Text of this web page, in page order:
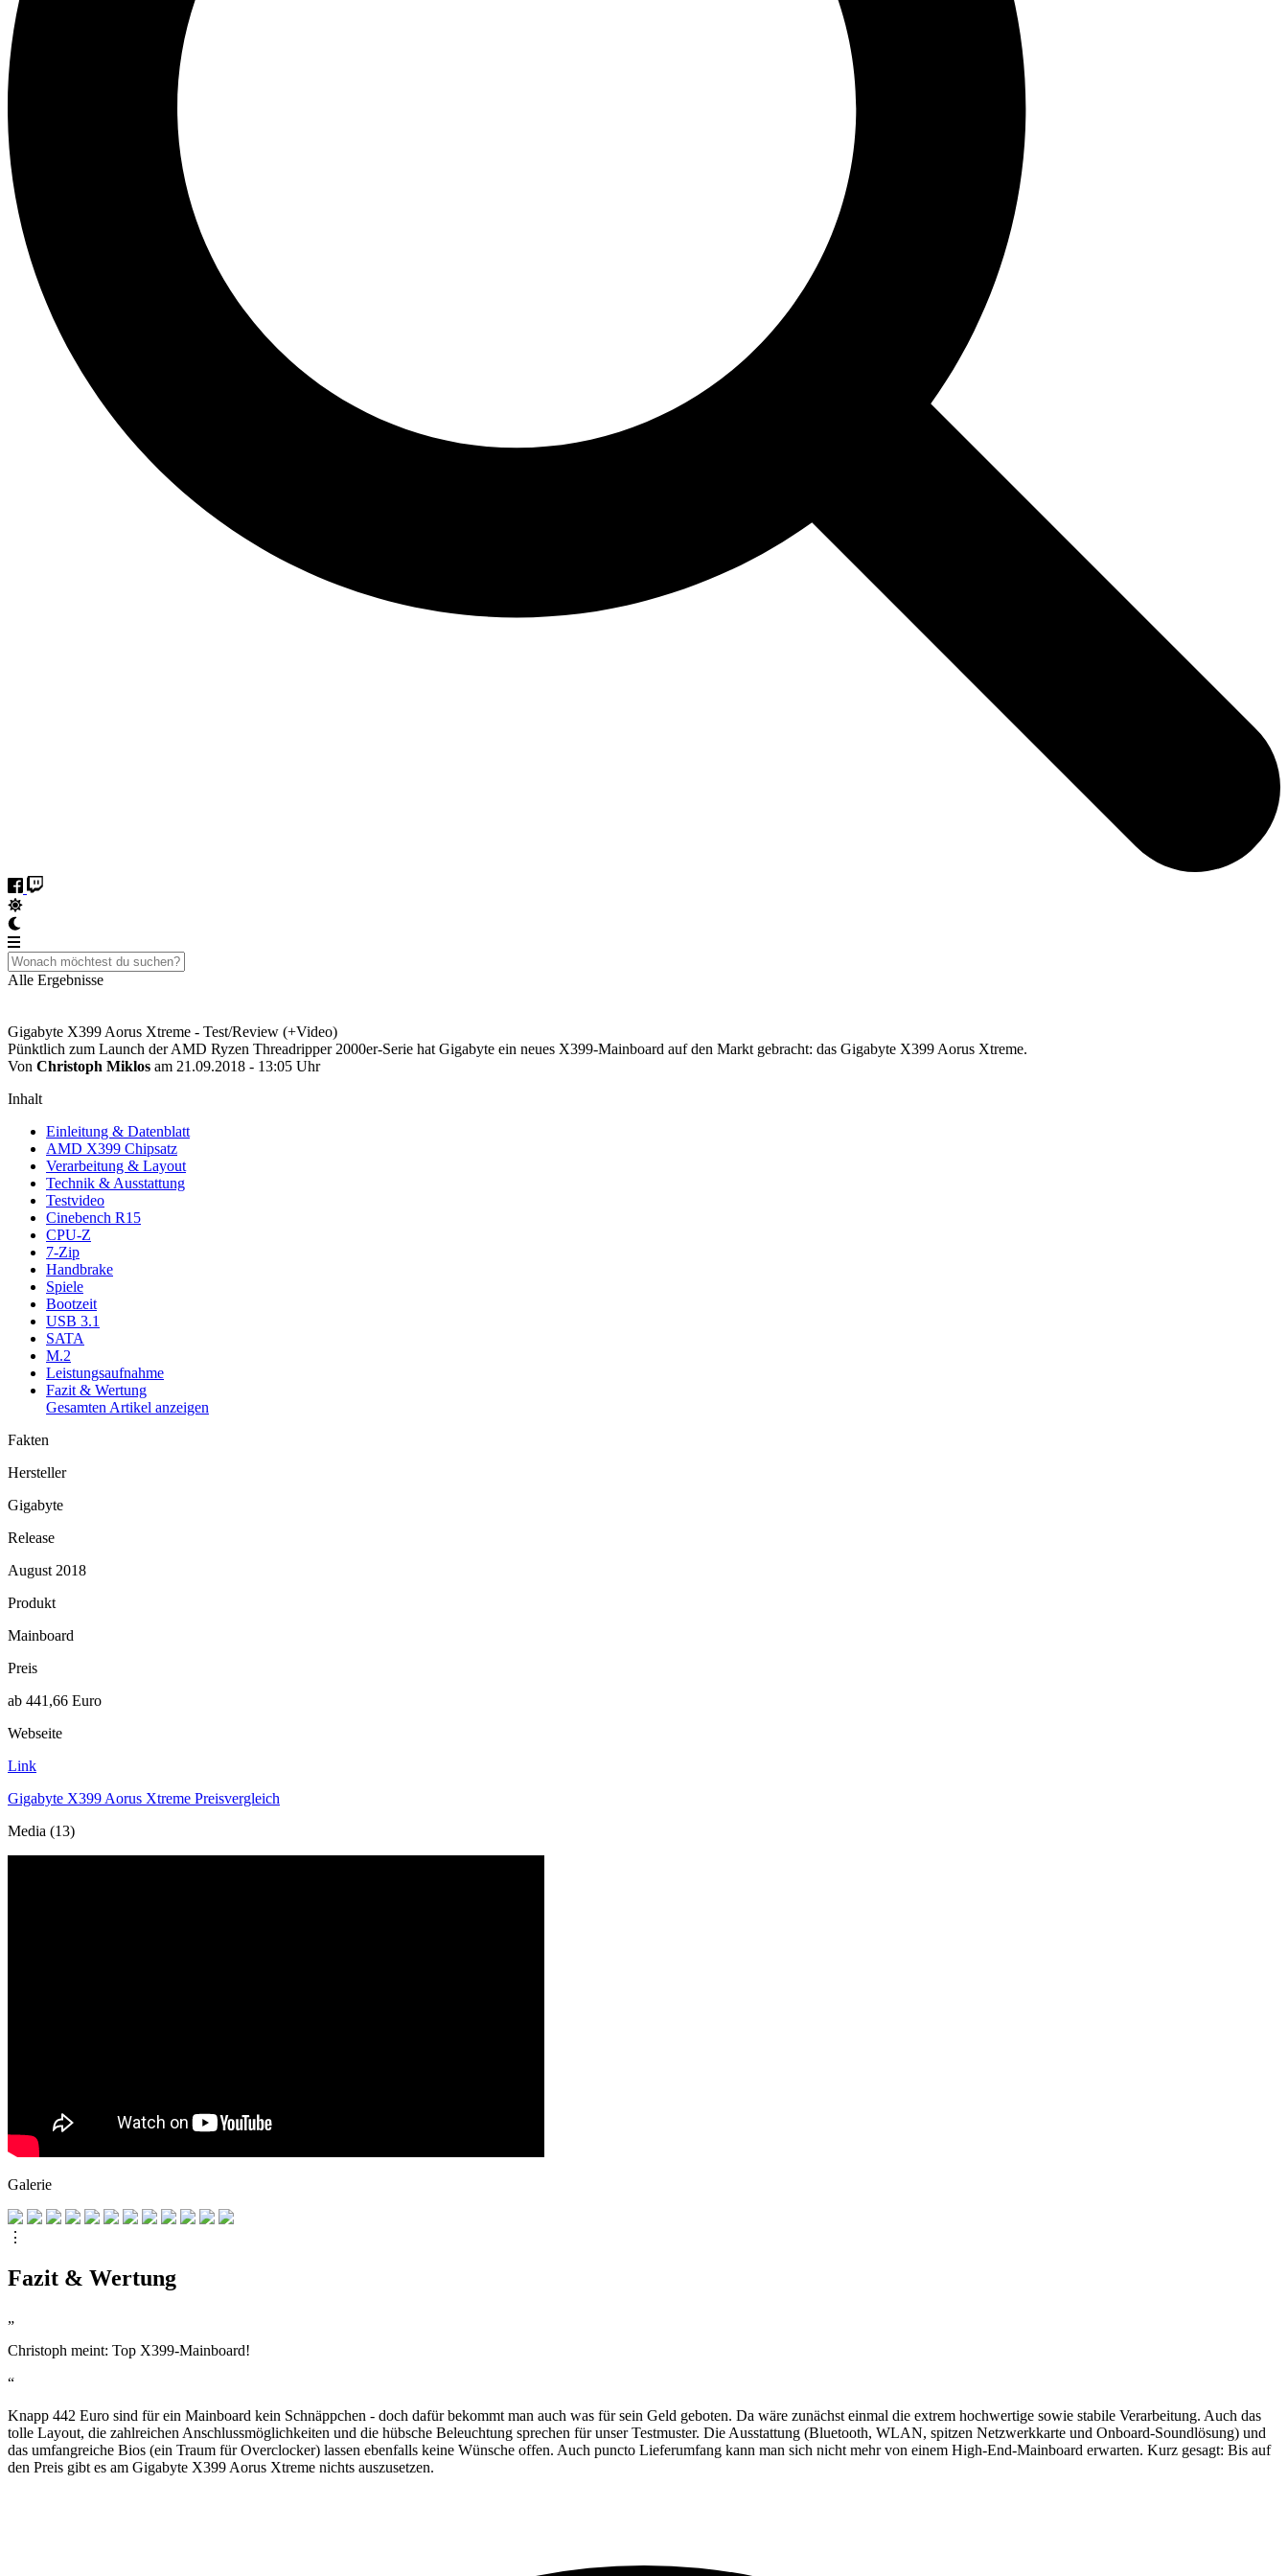
Alle Ergebnisse
Gigabyte X399 Aorus Xtreme - Test/Review (+Video)
Pünktlich zum Launch der AMD Ryzen Threadripper 2000er-Serie hat Gigabyte ein neues X399-Mainboard auf den Markt gebracht: das Gigabyte X399 Aorus Xtreme.
Von Christoph Miklos am 21.09.2018 - 13:05 Uhr
Inhalt
Einleitung & Datenblatt
AMD X399 Chipsatz
Verarbeitung & Layout
Technik & Ausstattung
Testvideo
Cinebench R15
CPU-Z
7-Zip
Handbrake
Spiele
Bootzeit
USB 3.1
SATA
M.2
Leistungsaufnahme
Fazit & Wertung
Gesamten Artikel anzeigen
Fakten
Hersteller
Gigabyte
Release
August 2018
Produkt
Mainboard
Preis
ab 441,66 Euro
Webseite
Link
Gigabyte X399 Aorus Xtreme Preisvergleich
Media (13)
Galerie
⋮
Fazit & Wertung
„
Christoph meint: Top X399-Mainboard!
“
Knapp 442 Euro sind für ein Mainboard kein Schnäppchen - doch dafür bekommt man auch was für sein Geld geboten. Da wäre zunächst einmal die extrem hochwertige sowie stabile Verarbeitung. Auch das
tolle Layout, die zahlreichen Anschlussmöglichkeiten und die hübsche Beleuchtung sprechen für unser Testmuster. Die Ausstattung (Bluetooth, WLAN, spitzen Netzwerkkarte und Onboard-Soundlösung) und
das umfangreiche Bios (ein Traum für Overclocker) lassen ebenfalls keine Wünsche offen. Auch puncto Lieferumfang kann man sich nicht mehr von einem High-End-Mainboard erwarten. Kurz gesagt: Bis auf
den Preis gibt es am Gigabyte X399 Aorus Xtreme nichts auszusetzen.